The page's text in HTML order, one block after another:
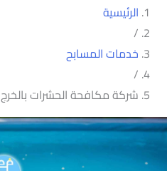
الرئيسية
/
خدمات المسابح
/
شركة مكافحة الحشرات بالخرج 0560387770 | فرسان المسابح